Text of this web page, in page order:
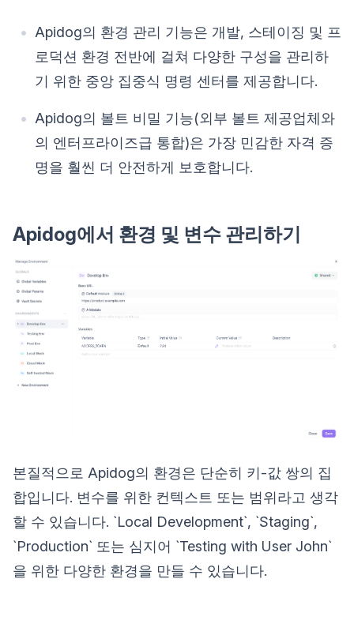
Apidog의 환경 관리 기능은 개발, 스테이징 및 프
로덕션 환경 전반에 걸쳐 다양한 구성을 관리하
기 위한 중앙 집중식 명령 센터를 제공합니다.
Apidog의 볼트 비밀 기능(외부 볼트 제공업체와
의 엔터프라이즈급 통합)은 가장 민감한 자격 증
명을 훨씬 더 안전하게 보호합니다.
Apidog에서 환경 및 변수 관리하기
본질적으로 Apidog의 환경은 단순히 키-값 쌍의 집
합입니다. 변수를 위한 컨텍스트 또는 범위라고 생각
할 수 있습니다. `Local Development`, `Staging`,
`Production` 또는 심지어 `Testing with User John`
을 위한 다양한 환경을 만들 수 있습니다.